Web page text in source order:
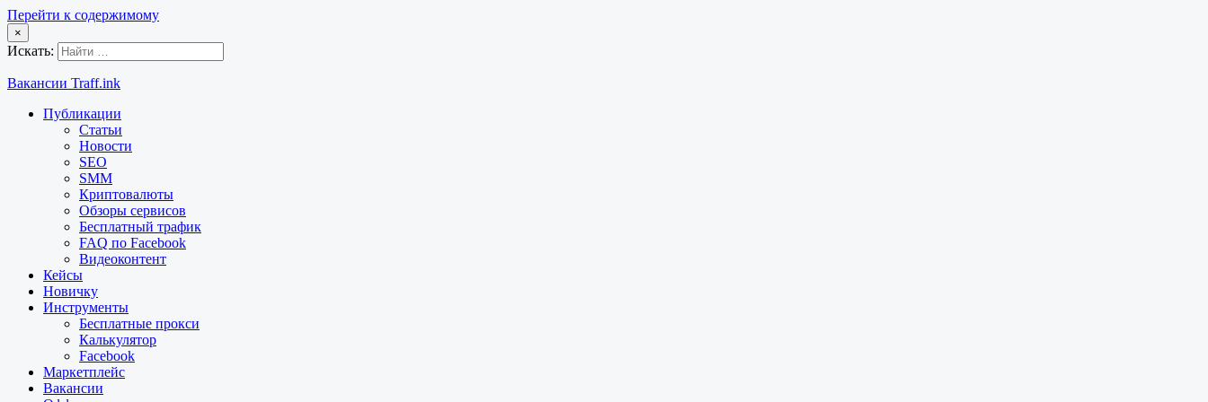
Перейти к содержимому
×
Искать:
Вакансии Traff.ink
Публикации
Статьи
Новости
SEO
SMM
Криптовалюты
Обзоры сервисов
Бесплатный трафик
FAQ по Facebook
Видеоконтент
Кейсы
Новичку
Инструменты
Бесплатные прокси
Калькулятор
Facebook
Маркетплейс
Вакансии